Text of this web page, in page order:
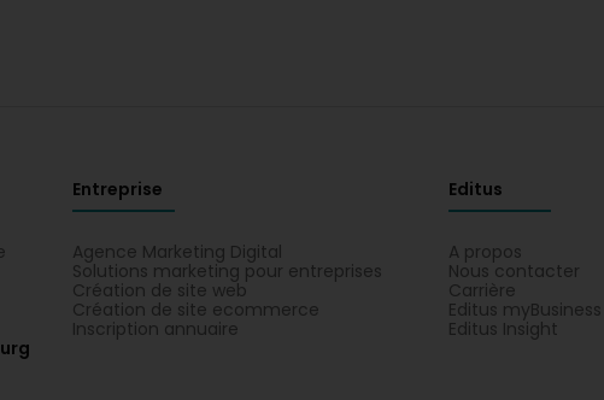
Entreprise
Agence Marketing Digital
Solutions marketing pour entreprises
Création de site web
Création de site ecommerce
Inscription annuaire
Editus
A propos
Nous contacter
Carrière
Editus myBusiness
Editus Insight